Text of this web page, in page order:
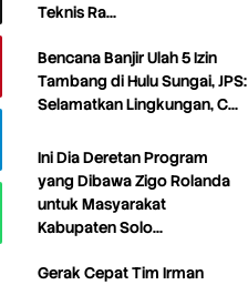
Teknis Ra…
Bencana Banjir Ulah 5 Izin
Tambang di Hulu Sungai, JPS:
Selamatkan Lingkungan, C…
Ini Dia Deretan Program
yang Dibawa Zigo Rolanda
untuk Masyarakat
Kabupaten Solo…
Gerak Cepat Tim Irman